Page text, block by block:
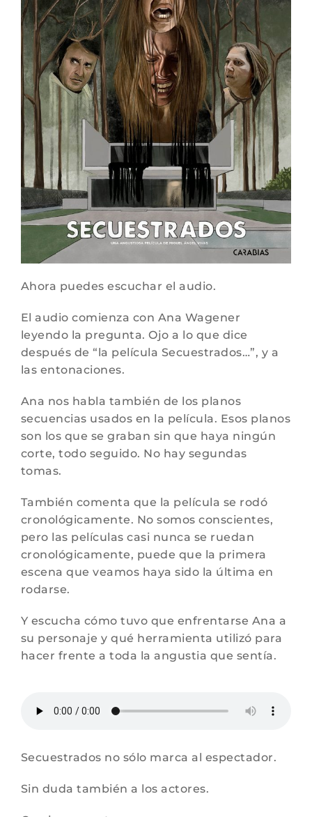
Ahora puedes escuchar el audio.
El audio comienza con Ana Wagener
leyendo la pregunta. Ojo a lo que dice
después de “la película Secuestrados…”, y a
las entonaciones.
Ana nos habla también de los planos
secuencias usados en la película. Esos planos
son los que se graban sin que haya ningún
corte, todo seguido. No hay segundas
tomas.
También comenta que la película se rodó
cronológicamente. No somos conscientes,
pero las películas casi nunca se ruedan
cronológicamente, puede que la primera
escena que veamos haya sido la última en
rodarse.
Y escucha cómo tuvo que enfrentarse Ana a
su personaje y qué herramienta utilizó para
hacer frente a toda la angustia que sentía.
Secuestrados no sólo marca al espectador.
Sin duda también a los actores.